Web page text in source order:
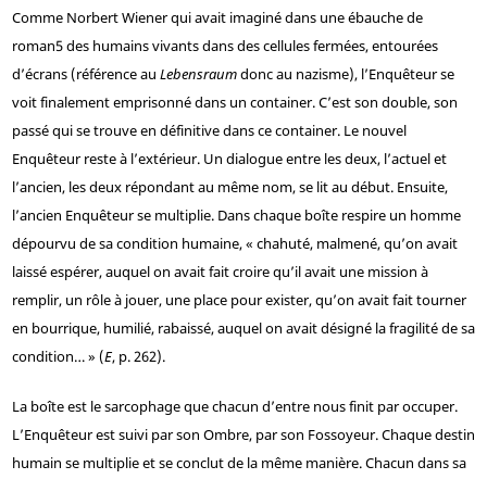
Comme Norbert Wiener qui avait imaginé dans une ébauche de
roman5des humains vivants dans des cellules fermées, entourées
d’écrans (référence au Lebensraumdonc au nazisme), l’Enquêteur se
voit finalement emprisonné dans un container. C’est son double, son
passé qui se trouve en définitive dans ce container. Le nouvel
Enquêteur reste à l’extérieur. Un dialogue entre les deux, l’actuel et
l’ancien, les deux répondant au même nom, se lit au début. Ensuite,
l’ancien Enquêteur se multiplie. Dans chaque boîte respire un homme
dépourvu de sa condition humaine, « chahuté, malmené, qu’on avait
laissé espérer, auquel on avait fait croire qu’il avait une mission à
remplir, un rôle à jouer, une place pour exister, qu’on avait fait tourner
en bourrique, humilié, rabaissé, auquel on avait désigné la fragilité de sa
condition… » (E, p. 262).
La boîte est le sarcophage que chacun d’entre nous finit par occuper.
L’Enquêteur est suivi par son Ombre, par son Fossoyeur. Chaque destin
humain se multiplie et se conclut de la même manière. Chacun dans sa